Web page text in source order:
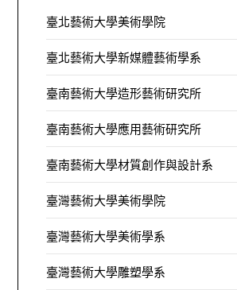
臺北藝術大學美術學院
臺北藝術大學新媒體藝術學系
臺南藝術大學造形藝術研究所
臺南藝術大學應用藝術研究所
臺南藝術大學材質創作與設計系
臺灣藝術大學美術學院
臺灣藝術大學美術學系
臺灣藝術大學雕塑學系